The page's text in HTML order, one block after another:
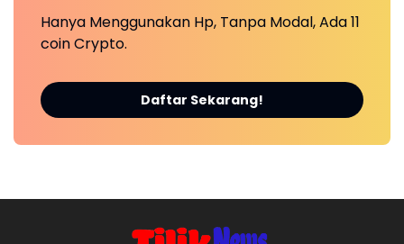
Hanya Menggunakan Hp, Tanpa Modal, Ada 11
coin Crypto.
Daftar Sekarang!